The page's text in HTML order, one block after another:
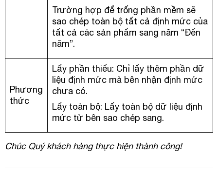
Trường hợp để trống phần mềm sẽ
sao chép toàn bộ tất cả định mức của
tất cả các sản phẩm sang năm “Đến
năm”.
Phương
thức
Lấy phần thiếu: Chỉ lấy thêm phần dữ
liệu định mức mà bên nhận định mức
chưa có.
Lấy toàn bộ: Lấy toàn bộ dữ liệu định
mức từ bên sao chép sang.
Chúc Quý khách hàng thực hiện thành công!